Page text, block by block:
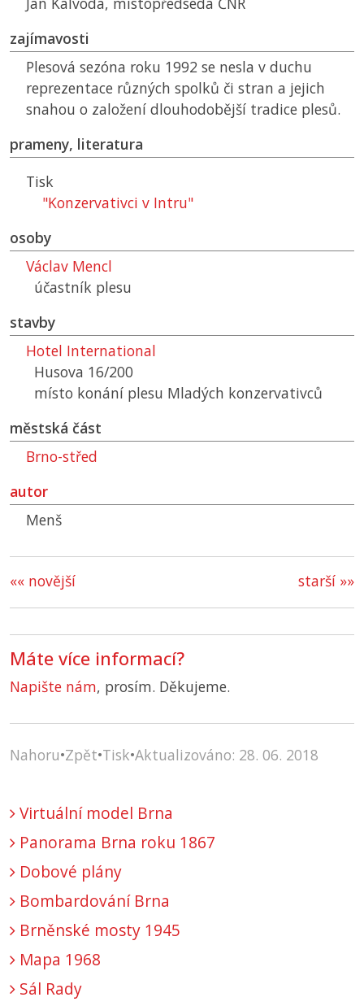
zajímavosti
Plesová sezóna roku 1992 se nesla v duchu
reprezentace různých spolků či stran a jejich
snahou o založení dlouhodobější tradice plesů.
prameny, literatura
Tisk
"Konzervativci v Intru"
osoby
Václav Mencl
účastník plesu
stavby
Hotel International
Husova 16/200
místo konání plesu Mladých konzervativců
městská část
Brno-střed
autor
Menš
starší »»
«« novější
Máte více informací?
Napište nám, prosím. Děkujeme.
Nahoru•Zpět•Tisk•Aktualizováno: 28. 06. 2018
Virtuální model Brna
Panorama Brna roku 1867
Dobové plány
Bombardování Brna
Brněnské mosty 1945
Mapa 1968
Sál Rady